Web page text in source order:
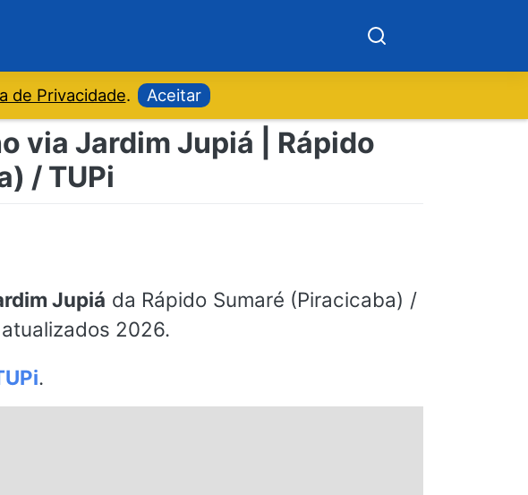
de Privacidade. Aceitar
via Jardim Jupiá | Rápido
/ TUPi
Jupiá da Rápido Sumaré (Piracicaba) /
2026.
.